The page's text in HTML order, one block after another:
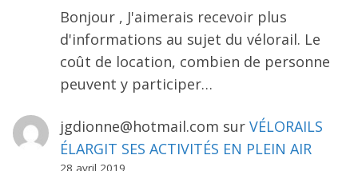
Bonjour , J'aimerais recevoir plus
d'informations au sujet du vélorail. Le
coût de location, combien de personne
peuvent y participer…
jgdionne@hotmail.com sur VÉLORAILS
ÉLARGIT SES ACTIVITÉS EN PLEIN AIR
28 avril 2019